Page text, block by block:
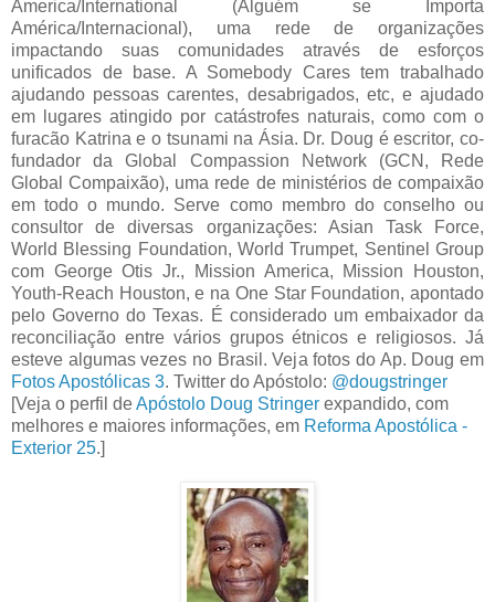
America/International (Alguém se Importa
América/Internacional), uma rede de organizações
impactando suas comunidades através de esforços
unificados de base. A Somebody Cares tem trabalhado
ajudando pessoas carentes, desabrigados, etc, e ajudado
em lugares atingido por catástrofes naturais, como com o
furacão Katrina e o tsunami na Ásia. Dr. Doug é escritor, co-
fundador da Global Compassion Network (GCN, Rede
Global Compaixão), uma rede de ministérios de compaixão
em todo o mundo. Serve como membro do conselho ou
consultor de diversas organizações: Asian Task Force,
World Blessing Foundation, World Trumpet, Sentinel Group
com George Otis Jr., Mission America, Mission Houston,
Youth-Reach Houston, e na One Star Foundation, apontado
pelo Governo do Texas. É considerado um embaixador da
reconciliação entre vários grupos étnicos e religiosos. Já
esteve algumas vezes no Brasil. Veja fotos do Ap. Doug em
Fotos Apostólicas 3. Twitter do Apóstolo: @dougstringer
[Veja o perfil deApóstolo Doug Stringer expandido, com
melhores e maiores informações, em Reforma Apostólica -
Exterior 25.]